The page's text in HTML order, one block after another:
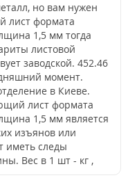
но вам нужен
лист формата
1,5 мм тогда
листовой
заводской. 452.46
момент.
в Киеве.
лист формата
1,5 мм является
изъянов или
иметь следы
Вес в 1 шт - кг ,